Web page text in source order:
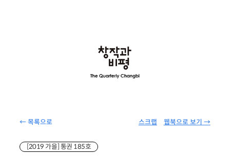
← 목록으로 웹북으로 보기 →
스크랩
[2019 가을] 통권 185호